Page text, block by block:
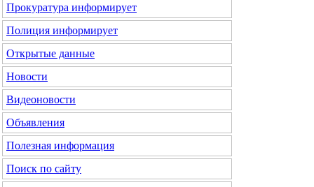
Прокуратура информирует
Полиция информирует
Открытые данные
Новости
Видеоновости
Объявления
Полезная информация
Поиск по сайту